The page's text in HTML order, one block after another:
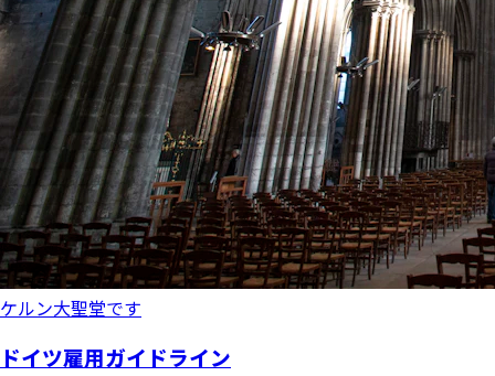
ケルン大聖堂です
ドイツ雇用ガイドライン